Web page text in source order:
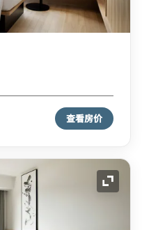
查看房价
展开